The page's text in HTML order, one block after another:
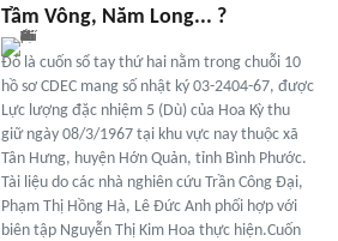
Tầm Vông, Năm Long... ?
Đó là cuốn sổ tay thứ hai nằm trong chuỗi 10
hồ sơ CDEC mang số nhật ký 03-2404-67, được
Lực lượng đặc nhiệm 5 (Dù) của Hoa Kỳ thu
giữ ngày 08/3/1967 tại khu vực nay thuộc xã
Tân Hưng, huyện Hớn Quản, tỉnh Bình Phước.
Tài liệu do các nhà nghiên cứu Trần Công Đại,
Phạm Thị Hồng Hà, Lê Đức Anh phối hợp với
biên tập Nguyễn Thị Kim Hoa thực hiện.Cuốn